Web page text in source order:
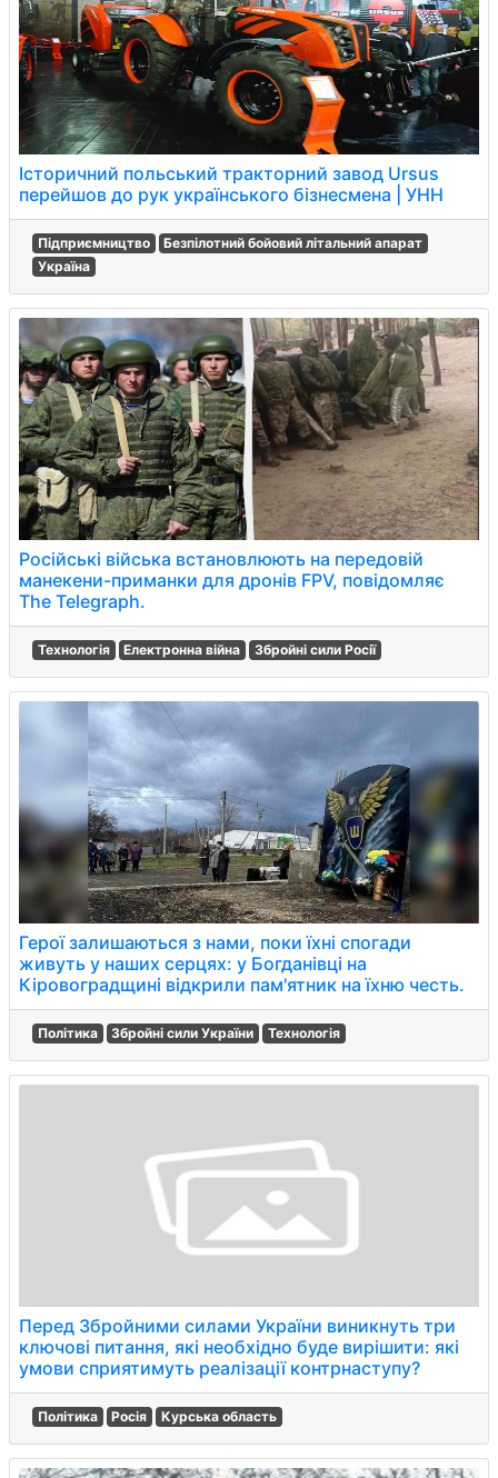
Історичний польський тракторний завод Ursus
перейшов до рук українського бізнесмена | УНН
Підприємництво
Безпілотний бойовий літальний апарат
Україна
Російські війська встановлюють на передовій
манекени-приманки для дронів FPV, повідомляє
The Telegraph.
Технологія Електронна війна Збройні сили Росії
Герої залишаються з нами, поки їхні спогади
живуть у наших серцях: у Богданівці на
Кіровоградщині відкрили пам'ятник на їхню честь.
Політика Збройні сили України Технологія
Перед Збройними силами України виникнуть три
ключові питання, які необхідно буде вирішити: які
умови сприятимуть реалізації контрнаступу?
Політика Росія Курська область